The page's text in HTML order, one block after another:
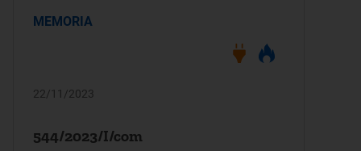
consumo di energia e in materia di ricostruzione
alluvionali verificatisi a partire dal 1 maggio
MEMORIA
22/11/2023
544/2023/I/com